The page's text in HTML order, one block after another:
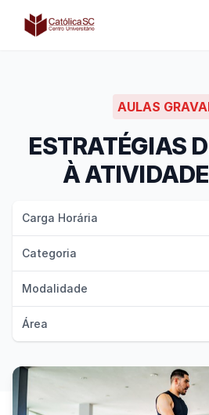
Católica SC | Experts
AULAS
ESTRATÉGIAS
À
Carga Horária
Categoria
Modalidade
Área